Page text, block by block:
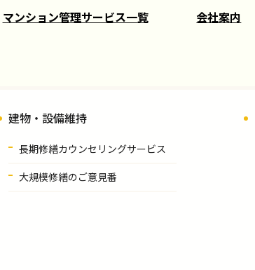
マンション管理サービス一覧 会社案内
建物・設備維持
長期修繕カウンセリングサービス
大規模修繕のご意見番